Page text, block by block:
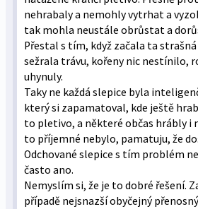
nehrabaly a nemohly vytrhat a
tak mohla neustále obrůstat a
Přestal s tím, když začala ta
sežrala trávu, kořeny nic nestínilo,
uhynuly.
Taky ne každá slepice byla
který si zapamatoval, kde ještě
to pletivo, a některé občas hrábly i
to příjemné nebylo, pamatuju, že
Odchované slepice s tím problém
často ano.
Nemyslím si, že je to dobré řešení.
případě nejsnazší obyčejný